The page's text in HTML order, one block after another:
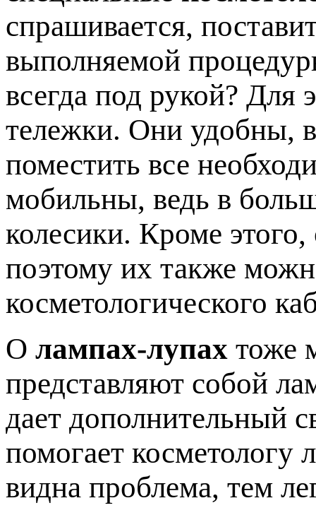
спрашивается,
выполняемой
всегда под рукой? Для
тележки. Они удобны,
поместить все
мобильны, ведь в
колесики. Кроме
поэтому их также
косметологического
О лампах-лупах тоже
представляют собой
дает дополнительный
помогает косметологу
видна проблема, тем